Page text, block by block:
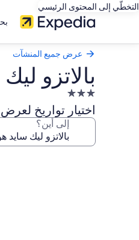
التخطّي إلى المحتوى الرئيسي
عرض جميع المنشآت
بالاتزو
منشأة
فندقية
مصنفة
3.0
اختيار تواريخ لعرض
إلى أين؟